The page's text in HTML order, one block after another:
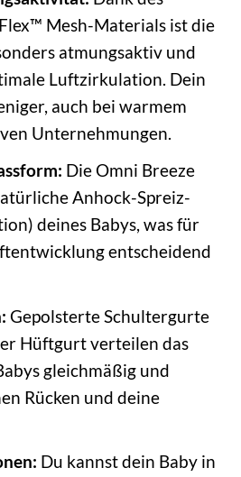
Mesh-Materials ist die
atmungsaktiv und
Luftzirkulation. Dein
auch bei warmem
Unternehmungen.
Die Omni Breeze
Anhock-Spreiz-
deines Babys, was für
entscheidend
Gepolsterte Schultergurte
Hüftgurt verteilen das
gleichmäßig und
Rücken und deine
Du kannst dein Baby in